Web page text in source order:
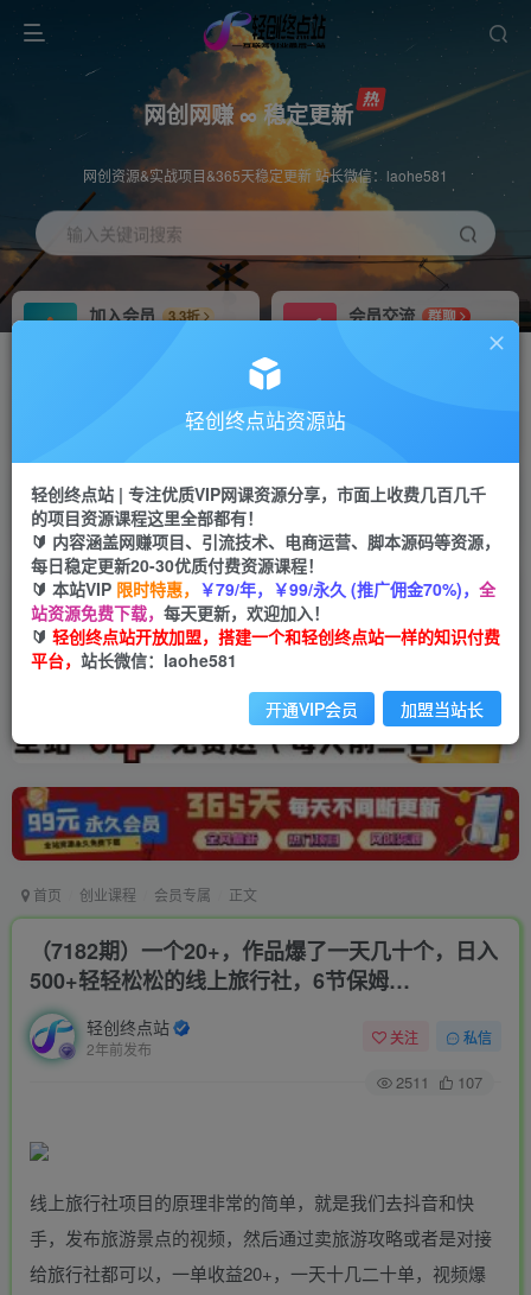
网创网赚 ∞ 稳定更新
网创资源&实战项目&365天稳定更新 站长微信：laohe581
输入关键词搜索
加入会员
3.3折
会员交流
群聊
推广返佣高达70%
投稿专区 免费
教程必须完整详细
APP下载
Down
首页 创业课程 会员专属 正文
（7182期）一个20+，作品爆了一天几十个，日入
500+轻轻松松的线上旅行社，6节保姆…
轻创终点站
2年前发布
关注 私信
2511 107
线上旅行社项目的原理非常的简单，就是我们去抖音和快
手，发布旅游景点的视频，然后通过卖旅游攻略或者是对接
给旅行社都可以，一单收益20+，一天十几二十单，视频爆
轻创终点站资源站
轻创终点站 | 专注优质VIP网课资源分享，市面上收费几百几千
的项目资源课程这里全部都有！
🔰 内容涵盖网赚项目、引流技术、电商运营、脚本源码等资源，
每日稳定更新20-30优质付费资源课程！
🔰 本站VIP 限时特惠， ￥79/年，￥99/永久 (推广佣金70%)， 全
站资源免费下载， 每天更新，欢迎加入！
🔰 轻创终点站开放加盟，搭建一个和轻创终点站一样的知识付费
平台， 站长微信：laohe581
开通VIP会员 加盟当站长